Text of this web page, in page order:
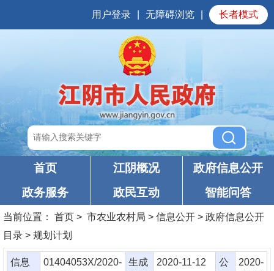
用户登录 无障碍浏览 长者模式
首页 江阴概况
政府信息公开
政务服务
政民互动 智能问答
当前位置： 首页 > 市农业农村局 > 信息公开 > 政府信息公开
目录 > 规划计划
信息
01404053X/2020-
生成
2020-11-12
公
2020-